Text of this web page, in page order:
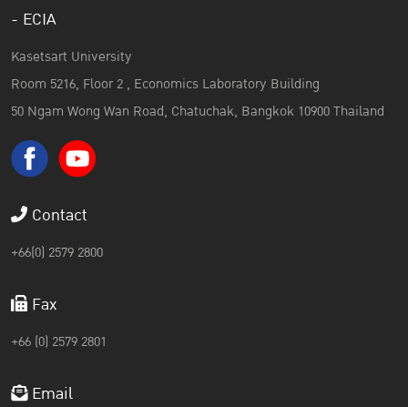
- ECIA
Kasetsart University
Room 5216, Floor 2 , Economics Laboratory Building
50 Ngam Wong Wan Road, Chatuchak, Bangkok 10900 Thailand
Contact
+66(0) 2579 2800
Fax
+66 (0) 2579 2801
Email